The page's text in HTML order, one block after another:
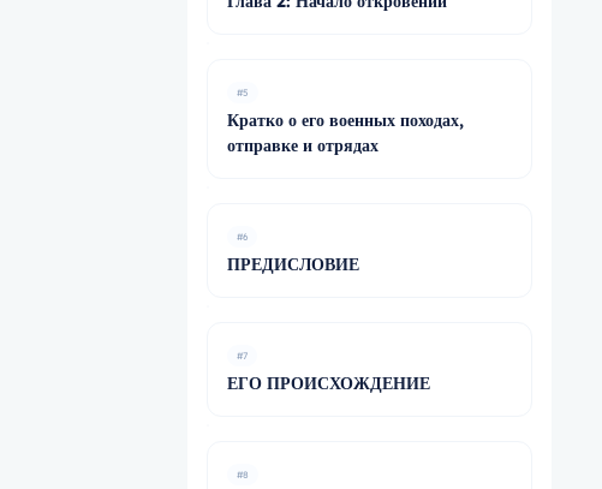
#5
Кратко о его военных походах,
отправке и отрядах
#6
ПРЕДИСЛОВИЕ
#7
ЕГО ПРОИСХОЖДЕНИЕ
#8